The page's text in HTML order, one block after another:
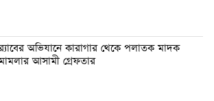
অভিযানে কারাগার থেকে পলাতক মাদক
আসামী গ্রেফতার